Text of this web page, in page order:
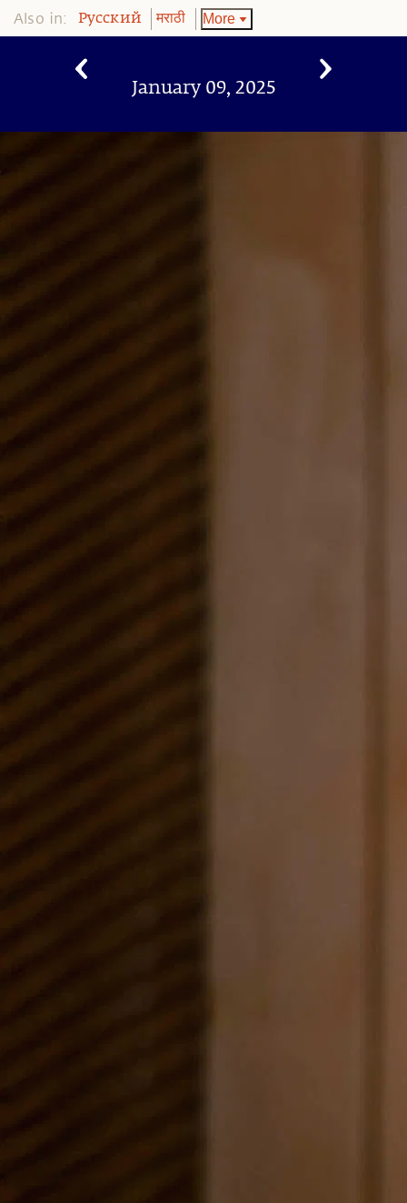
Also in: Pусский मराठी More
January 09, 2025